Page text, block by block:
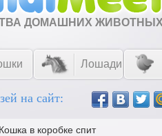
ДОМАШНИХ
Лошади
на сайт:
Кошка в коробке спит